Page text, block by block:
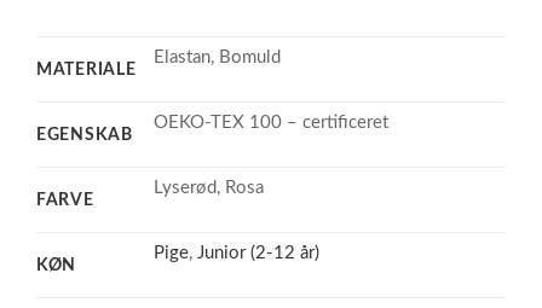
MATERIALE
Elastan, Bomuld
EGENSKAB
OEKO-TEX 100 – certificeret
FARVE
Lyserød, Rosa
KØN
Pige,Junior (2-12 år)